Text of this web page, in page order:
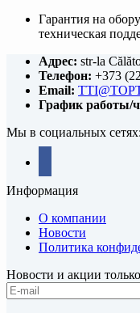
Гарантия на
техническая
Адрес: str-la
Телефон: +373
Email:
График работы/
Мы в социальных сетях:
Информация
О компании
Новости
Политика
Новости и акции